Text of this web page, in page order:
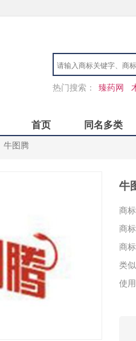
热门搜索： 臻药网
首页 同名多类
牛图腾
牛
商
商
商
类
使